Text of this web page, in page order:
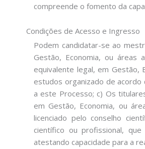
compreende o fomento da
Condições de Acesso e Ingresso
Podem candidatar-se ao
Gestão, Economia, ou áreas
equivalente legal, em Gestão,
estudos organizado de
a este Processo; c) Os
em Gestão, Economia, ou
licenciado pelo conselho
científico ou profissional,
atestando capacidade para a